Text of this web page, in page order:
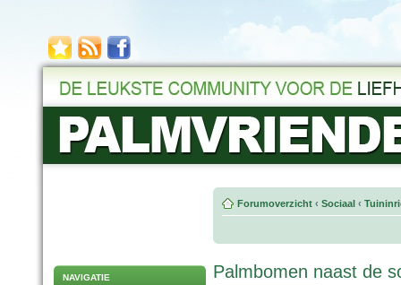
NAVIGATIE
Forumoverzicht ‹ Sociaal ‹
Palmbomen naast de